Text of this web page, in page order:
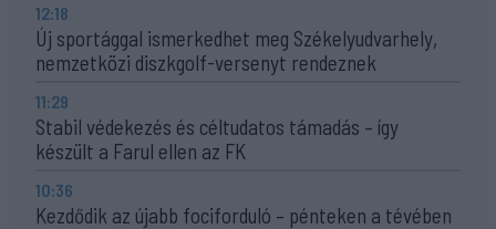
12:18
Új sportággal ismerkedhet meg Székelyudvarhely,
nemzetközi diszkgolf-versenyt rendeznek
11:29
Stabil védekezés és céltudatos támadás – így
készült a Farul ellen az FK
10:36
Kezdődik az újabb fociforduló – pénteken a tévében